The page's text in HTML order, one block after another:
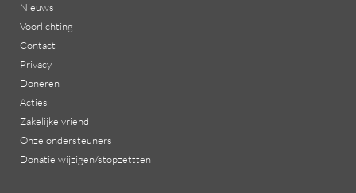
Nieuws
Voorlichting
Contact
Privacy
Doneren
Acties
Zakelijke vriend
Onze ondersteuners
Donatie wijzigen/stopzettten